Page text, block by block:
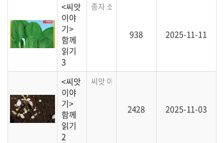
<씨앗
이야
기>
함께
읽기
3
종자 소독, 품종명, 저항성에 대한 이야기
938 2025-11-11
<씨앗
이야
기>
함께
읽기
2
2428 2025-11-03